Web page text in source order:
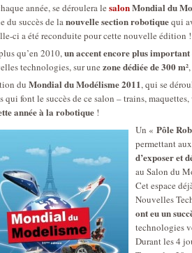
année, se déroulera le salonMondial du
du succès de lanouvelle section robotiquequi
ci a été reconduite pour cette nouvelle édition !
qu’en 2010,un accent encore plus
technologies, sur une zone dédiée de 300 m²
du Mondial du Modélisme 2011, qui se
qui font le succès de ce salon – trains,
année à la robotique !
Un « Pôle
permettant aux
d’exposer et
au Salon du
Cet espace
Nouvelles
ont eu un
technologies
Durant les 4